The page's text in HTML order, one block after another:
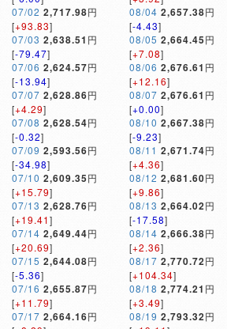
07/02 2,717.98円
[+93.83]
07/03 2,638.51 円
[-79.47]
07/06 2,624.57円
[-13.94]
07/07 2,628.86円
[+4.29]
07/08 2,628.54円
[-0.32]
07/09 2,593.56円
[-34.98]
07/10 2,609.35円
[+15.79]
07/13 2,628.76円
[+19.41]
07/14 2,649.44円
[+20.69]
07/15 2,644.08円
[-5.36]
07/16 2,655.87円
[+11.79]
07/17 2,664.16円
08/04 2,657.38円
[-4.43]
08/05 2,664.45円
[+7.08]
08/06 2,676.61 円
[+12.16]
08/07 2,676.61 円
[+0.00]
08/10 2,667.38円
[-9.23]
08/11 2,671.74円
[+4.36]
08/12 2,681.60円
[+9.86]
08/13 2,664.02円
[-17.58]
08/14 2,666.38円
[+2.36]
08/17 2,770.72円
[+104.34]
08/18 2,774.21 円
[+3.49]
08/19 2,793.32円